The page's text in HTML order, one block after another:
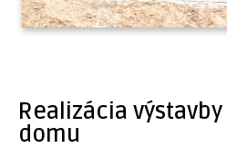
Realizácia
domu